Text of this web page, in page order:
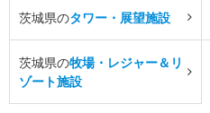
茨城県のタワー・展望施設
茨城県の牧場・レジャー＆リ
ゾート施設